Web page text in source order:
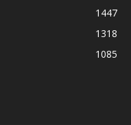
1447
1318
1085